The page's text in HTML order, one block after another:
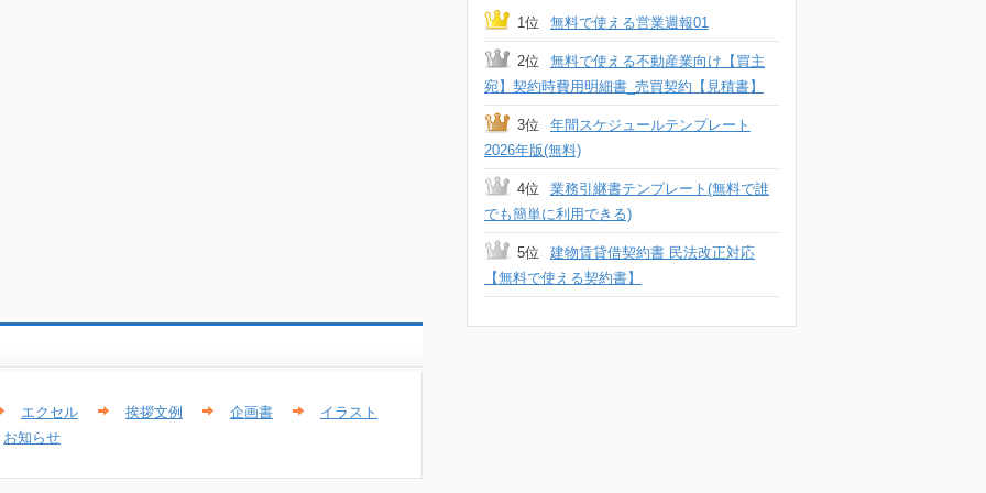
エクセル 挨拶文例 企画書
イラスト
お知らせ
1位 無料で使える営業週報01
2位
無料で使える不動産業向け【買主
宛】契約時費用明細書_売買契約【見積書】
3位
年間スケジュールテンプレート
2026年版(無料)
4位
業務引継書テンプレート(無料で誰
でも簡単に利用できる)
5位
建物賃貸借契約書 民法改正対応
【無料で使える契約書】